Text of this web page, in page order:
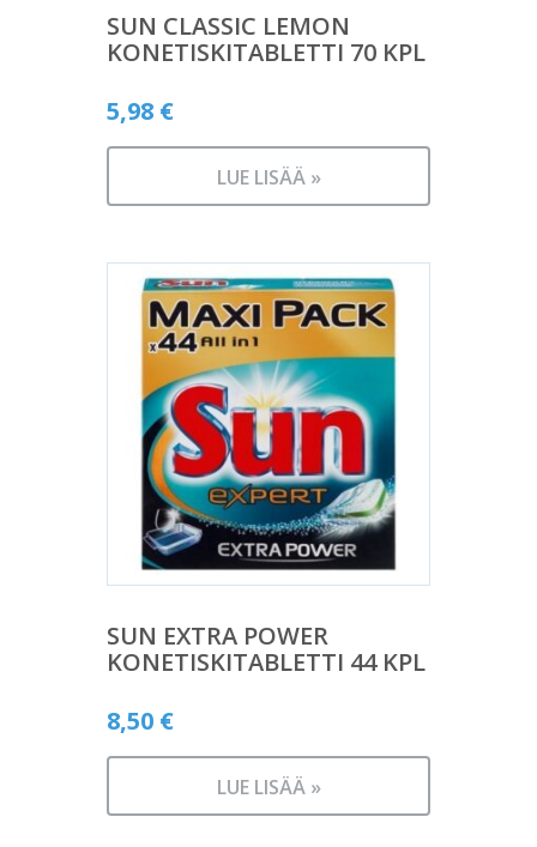
SUN CLASSIC LEMON
KONETISKITABLETTI 70 KPL
5,98 €
LUE LISÄÄ »
SUN EXTRA POWER
KONETISKITABLETTI 44 KPL
8,50 €
LUE LISÄÄ »